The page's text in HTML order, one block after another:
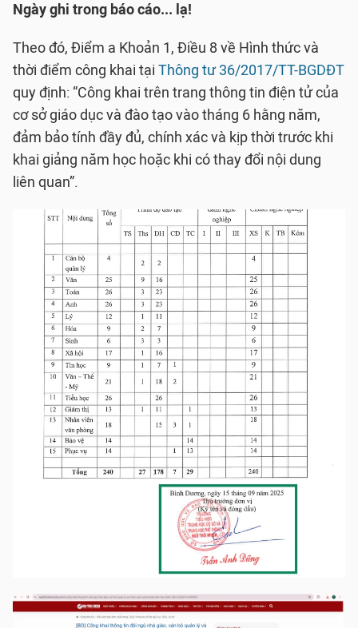
Ngày ghi trong báo cáo... lạ!
Theo đó, Điểm a Khoản 1, Điều 8 về Hình thức và
thời điểm công khai tại Thông tư 36/2017/TT-BGDĐT
quy định: “Công khai trên trang thông tin điện tử của
cơ sở giáo dục và đào tạo vào tháng 6 hằng năm,
đảm bảo tính đầy đủ, chính xác và kịp thời trước khi
khai giảng năm học hoặc khi có thay đổi nội dung
liên quan”.